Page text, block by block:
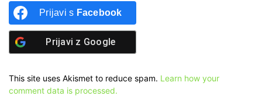
Prijavi s Facebook
Prijavi z Google
This site uses Akismet to reduce spam. Learn how your
comment data is processed.